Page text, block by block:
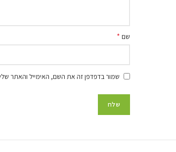
שם *
שמור בדפדפן זה את השם, האימייל והאתר